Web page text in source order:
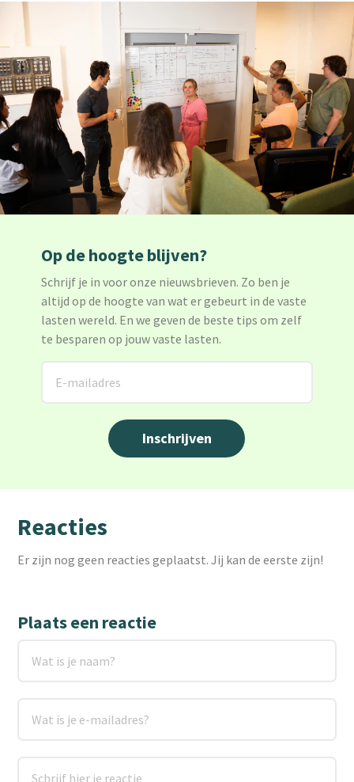
Op de hoogte blijven?
Schrijf je in voor onze nieuwsbrieven. Zo ben je
altijd op de hoogte van wat er gebeurt in de vaste
lasten wereld. En we geven de beste tips om zelf
te besparen op jouw vaste lasten.
Reacties
Er zijn nog geen reacties geplaatst. Jij kan de eerste zijn!
Plaats een reactie